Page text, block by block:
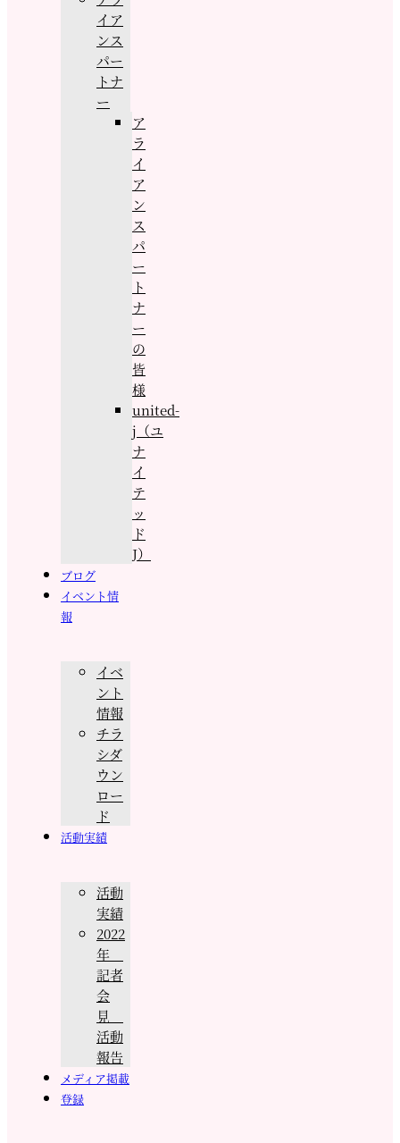
イア
ンス
パー
トナ
ー
ア
ラ
イ
ア
ン
ス
パ
ー
ト
ナ
ー
の
皆
様
united-
j（ユ
ナ
イ
テ
ッ
ド
J）
ブログ
イベント情
報
イベ
ント
情報
チラ
シダ
ウン
ロー
ド
活動実績
活動
実績
2022
年
記者
会
見
活動
報告
メディア掲載
登録